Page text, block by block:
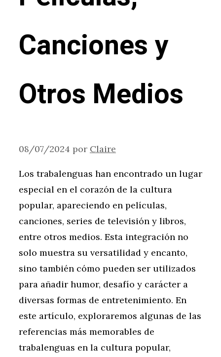
Canciones y
Otros Medios
08/07/2024 por Claire
Los trabalenguas han encontrado un lugar
especial en el corazón de la cultura
popular, apareciendo en películas,
canciones, series de televisión y libros,
entre otros medios. Esta integración no
solo muestra su versatilidad y encanto,
sino también cómo pueden ser utilizados
para añadir humor, desafío y carácter a
diversas formas de entretenimiento. En
este artículo, exploraremos algunas de las
referencias más memorables de
trabalenguas en la cultura popular,